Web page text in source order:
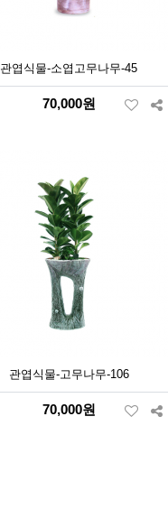
관엽식물-소엽고무나무-45
70,000원
관엽식물-고무나무-106
70,000원